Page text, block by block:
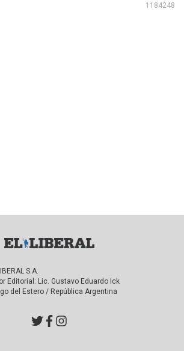
1184248
S.A.
Editorial: Lic. Gustavo Eduardo Ick
del Estero / República Argentina